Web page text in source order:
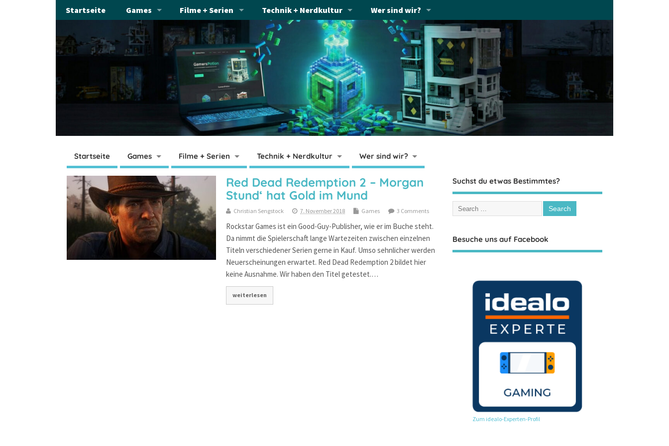
Startseite Games Filme + Serien Technik + Nerdkultur Wer sind wir?
Startseite Games Filme + Serien Technik + Nerdkultur Wer sind wir?
Red Dead Redemption 2 – Morgan
Stund‘ hat Gold im Mund
Christian Sengstock 7. November 2018 Games 3 Comments
Rockstar Games ist ein Good-Guy-Publisher, wie er im Buche steht.
Da nimmt die Spielerschaft lange Wartezeiten zwischen einzelnen
Titeln verschiedener Serien gerne in Kauf. Umso sehnlicher werden
Neuerscheinungen erwartet. Red Dead Redemption 2 bildet hier
keine Ausnahme. Wir haben den Titel getestet.…
weiterlesen
Suchst du etwas Bestimmtes?
Besuche uns auf Facebook
Zum idealo-Experten-Profil